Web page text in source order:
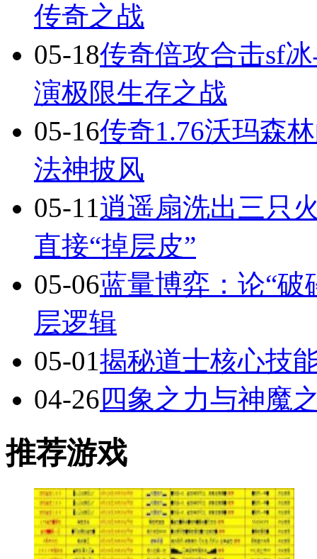
传奇之战
05-18传奇倍攻合击sf
演极限生存之战
05-16传奇1.76沃玛森
法神披风
05-11逍遥扇洗出三只
直接“掉层皮”
05-06蓝量博弈：论“破
层逻辑
05-01揭秘道士核心技
04-26四象之力与神魔
推荐游戏